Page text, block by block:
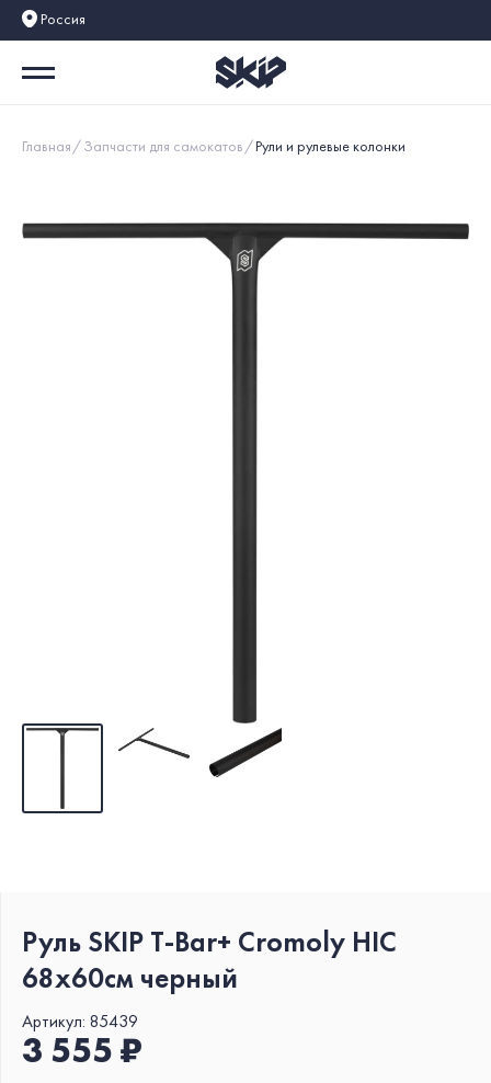
Россия
Главная Запчасти для самокатов Рули и рулевые колонки
Руль SKIP T-Bar+ Cromoly HIC
68x60см черный
Артикул: 85439
3 555 ₽